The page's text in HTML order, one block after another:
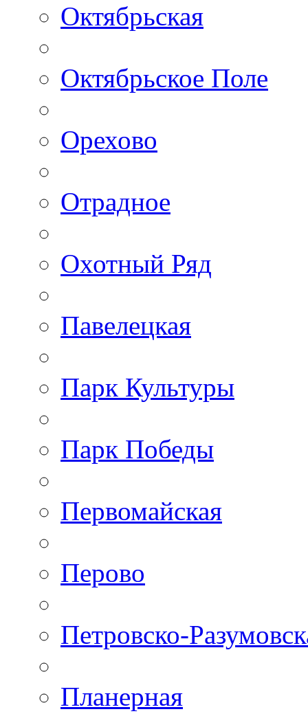
Октябрьская
Октябрьское Поле
Орехово
Отрадное
Охотный Ряд
Павелецкая
Парк Культуры
Парк Победы
Первомайская
Перово
Петровско-
Планерная